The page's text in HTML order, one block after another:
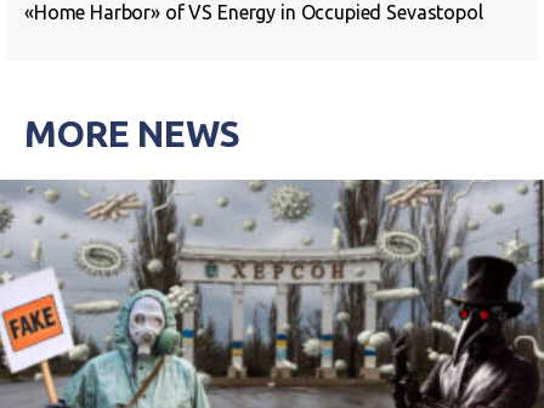
«Home Harbor» of VS Energy in Occupied Sevastopol
MORE NEWS